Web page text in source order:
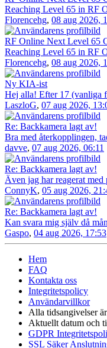
Reaching Level 65 in RF
Florencehg, 08 aug 2026,
RF Online Next Level 65
Reaching Level 65 in RF
Florencehg, 08 aug 2026,
Ny KIA-ist
Hej alla! Efter 17 (vanliga
LaszloG, 07 aug 2026,
Re: Backkamera lagt av!
Bra med återkopplingen,
davve, 07 aug 2026, 06:11
Re: Backkamera lagt av!
Även jag har reagerat
ConnyK, 05 aug 2026,
Re: Backkamera lagt av!
Kan svara mig själv då
Gaspo, 04 aug 2026, 17:53
Hem
FAQ
Kontakta oss
Integritetspolicy
Användarvillkor
Alla tidsangivelser
Aktuellt datum och
GDPR
SSL Säker